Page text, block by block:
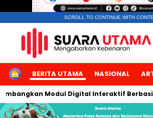
SCROLL TO CONTINUE WITH
HOMEBERITA UTAMA NASIONAL
Modul Digital Interaktif Berbasis